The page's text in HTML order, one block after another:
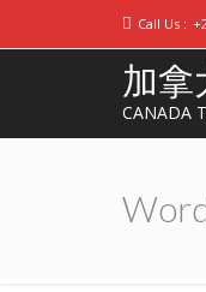
Call Us :
加拿
CANADA